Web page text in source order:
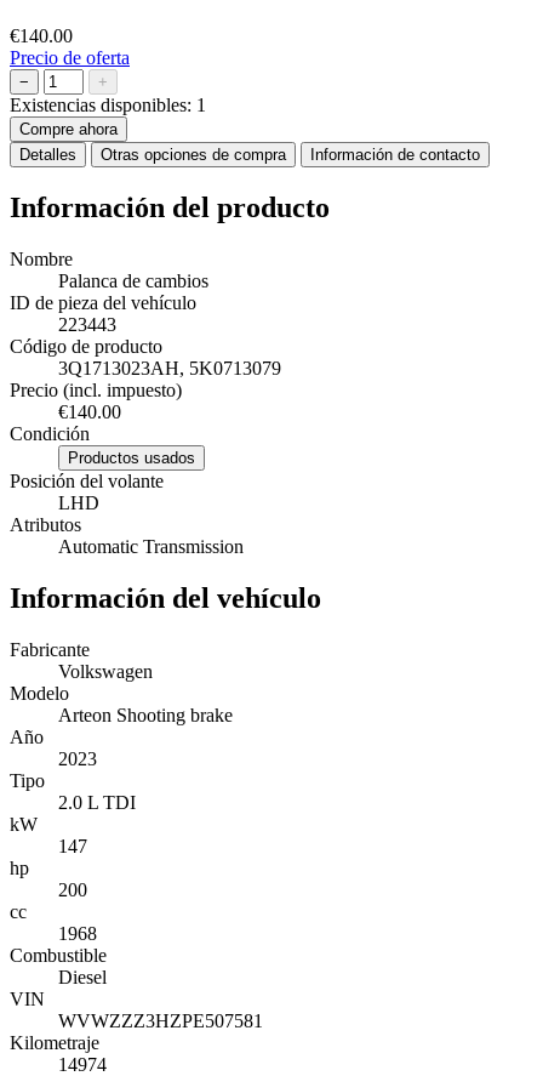
€140.00
Precio de oferta
− +
Existencias disponibles: 1
Compre ahora
Detalles
Otras opciones de compra Información de contacto
Información del producto
Nombre
Palanca de cambios
ID de pieza del vehículo
223443
Código de producto
3Q1713023AH, 5K0713079
Precio (incl. impuesto)
€140.00
Condición
Productos usados
Posición del volante
LHD
Atributos
Automatic Transmission
Información del vehículo
Fabricante
Volkswagen
Modelo
Arteon Shooting brake
Año
2023
Tipo
2.0 L TDI
kW
147
hp
200
cc
1968
Combustible
Diesel
VIN
WVWZZZ3HZPE507581
Kilometraje
14974